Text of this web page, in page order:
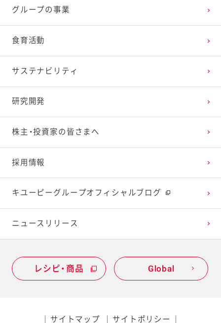
2025年2月
2024年3月
2023年4月
2022年5月
2021年6月
2020年7月
2019年8月
グループの事業
食育活動
サステナビリティ
研究開発
株主・投資家の皆さまへ
採用情報
キユーピーグループオフィシャルブログ
ニュースリリース
レシピ・商品 Global
サイトマップ サイトポリシー